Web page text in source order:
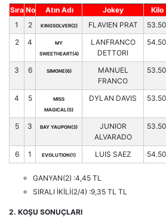
Sıra No Atın Adı Jokey Kilo
1
2 KINGSOLVER(2) FLAVIEN PRAT 53.50
2 4
MY
SWEETHEART(4)
LANFRANCO
DETTORI
54.50
3 6 SIMONE(6)
MANUEL
FRANCO
53.50
4 5
MISS
MAGICAL(5)
DYLAN DAVIS 53.50
5 3 BAY YAUPON(3)
JUNIOR
ALVARADO
53.50
6 1 EVOLUTION(1) LUIS SAEZ 54.50
GANYAN(2) :4,45 TL
SIRALI İKİLİ(2/4) :9,35 TL TL
2. KOŞU SONUÇLARI